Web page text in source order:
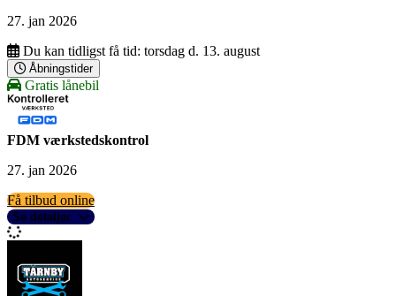
27. jan 2026
Du kan tidligst få tid: torsdag d. 13. august
Åbningstider
Gratis lånebil
FDM værkstedskontrol
27. jan 2026
Få tilbud online
Se detaljer